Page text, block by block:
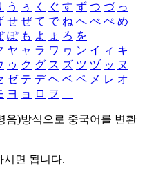
う ぅ く ぐ す ず つ づ っ
せ ぜ て で ね へ べ ぺ め
ぽ も よ ょ ろ を
ヤ ャ ラ ワ ヮ ン イ ィ キ
ゥ ク グ ス ズ ツ ヅ ッ ヌ
ゼ テ デ ヘ ベ ペ メ レ オ
ヨ ョ ロ ヲ ―
음)방식으로 중국어를 변환
시면 됩니다.